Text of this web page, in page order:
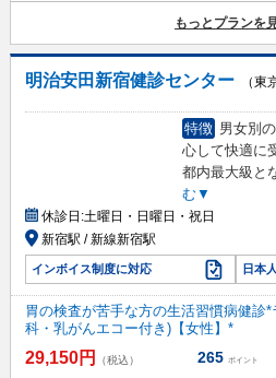
もっとプランを
明治安田新宿健診センター
（東
特徴 男女別
心して快適に
都内最大級と
む▼
休診日:土曜日・日曜日・祝日
新宿駅 / 新線新宿駅
インボイス制度に対応 日本
胃の検査が苦手な方の生活習慣病健診
科・乳がんエコー付き)【女性】*
29,150円 （税込） 265 ポイント